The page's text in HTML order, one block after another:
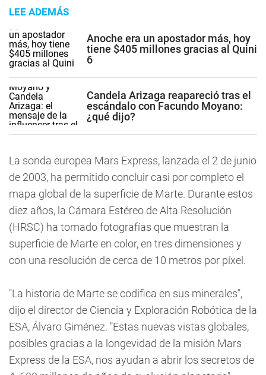
LEE ADEMÁS
Anoche era un apostador más, hoy
tiene $405 millones gracias al Quini
6
Candela Arizaga reapareció tras el
escándalo con Facundo Moyano:
¿qué dijo?
La sonda europea Mars Express, lanzada el 2 de junio
de 2003, ha permitido concluir casi por completo el
mapa global de la superficie de Marte. Durante estos
diez años, la Cámara Estéreo de Alta Resolución
(HRSC) ha tomado fotografías que muestran la
superficie de Marte en color, en tres dimensiones y
con una resolución de cerca de 10 metros por píxel.
"La historia de Marte se codifica en sus minerales",
dijo el director de Ciencia y Exploración Robótica de la
ESA, Álvaro Giménez. "Estas nuevas vistas globales,
posibles gracias a la longevidad de la misión Mars
Express de la ESA, nos ayudan a abrir los secretos de